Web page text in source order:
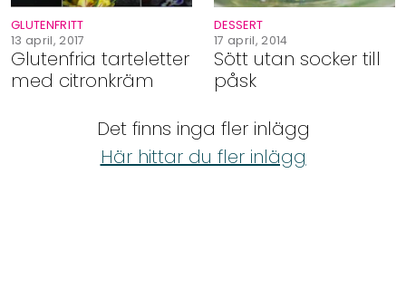
Underhållning
Om Oss
Glutenfria tarteletter
med citronkräm
GLUTENFRITT
13 april, 2017
Sött utan socker till
påsk
DESSERT
17 april, 2014
Det finns inga fler inlägg
Här hittar du fler inlägg